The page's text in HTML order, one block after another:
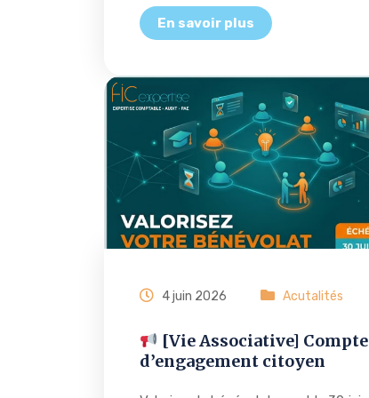
4 juin 2026 Acutalités
[Vie Associative] Compte
d’engagement citoyen